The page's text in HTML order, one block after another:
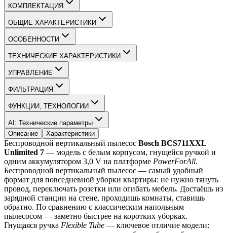
КОМПЛЕКТАЦИЯ
ОБЩИЕ ХАРАКТЕРИСТИКИ
ОСОБЕННОСТИ
ТЕХНИЧЕСКИЕ ХАРАКТЕРИСТИКИ
УПРАВЛЕНИЕ
ФИЛЬТРАЦИЯ
ФУНКЦИИ, ТЕХНОЛОГИИ
AI: Технические параметры
Описание
Характеристики
Беспроводной вертикальный пылесос Bosch BCS711XXL
Unlimited 7 — модель с белым корпусом, гнущейся ручкой и
одним аккумулятором 3,0 V на платформе PowerForAll.
Беспроводной вертикальный пылесос — самый удобный
формат для повседневной уборки квартиры: не нужно тянуть
провод, переключать розетки или огибать мебель. Достаёшь из
зарядной станции на стене, проходишь комнаты, ставишь
обратно. По сравнению с классическим напольным
пылесосом — заметно быстрее на коротких уборках.
Гнущаяся ручка Flexible Tube — ключевое отличие модели: